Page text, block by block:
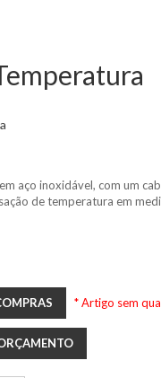
aço inoxidável, com um
de temperatura em
* Artigo sem